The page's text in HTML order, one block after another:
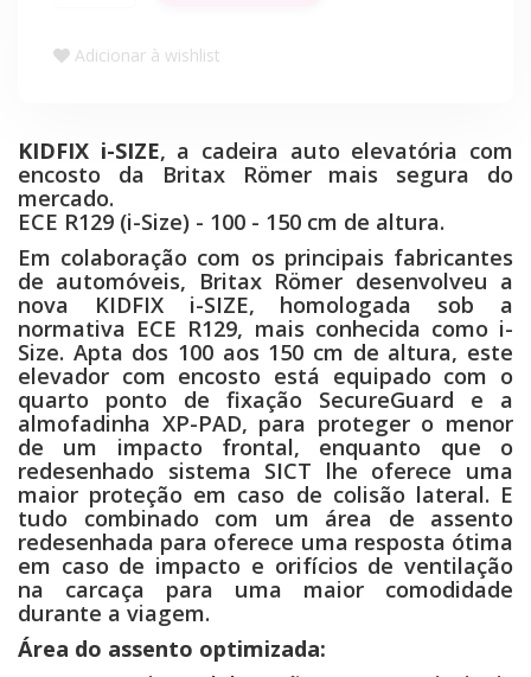
Adicionar à wishlist
KIDFIX i-SIZE, a cadeira auto elevatória com
encosto da Britax Römer mais segura do
mercado.
ECE R129 (i-Size) - 100 - 150 cm de altura.
Em colaboração com os principais fabricantes
de automóveis, Britax Römer desenvolveu a
nova KIDFIX i-SIZE, homologada sob a
normativa ECE R129, mais conhecida como i-
Size. Apta dos 100 aos 150 cm de altura, este
elevador com encosto está equipado com o
quarto ponto de fixação SecureGuard e a
almofadinha XP-PAD, para proteger o menor
de um impacto frontal, enquanto que o
redesenhado sistema SICT lhe oferece uma
maior proteção em caso de colisão lateral. E
tudo combinado com um área de assento
redesenhada para oferece uma resposta ótima
em caso de impacto e orifícios de ventilação
na carcaça para uma maior comodidade
durante a viagem.
Área do assento optimizada: